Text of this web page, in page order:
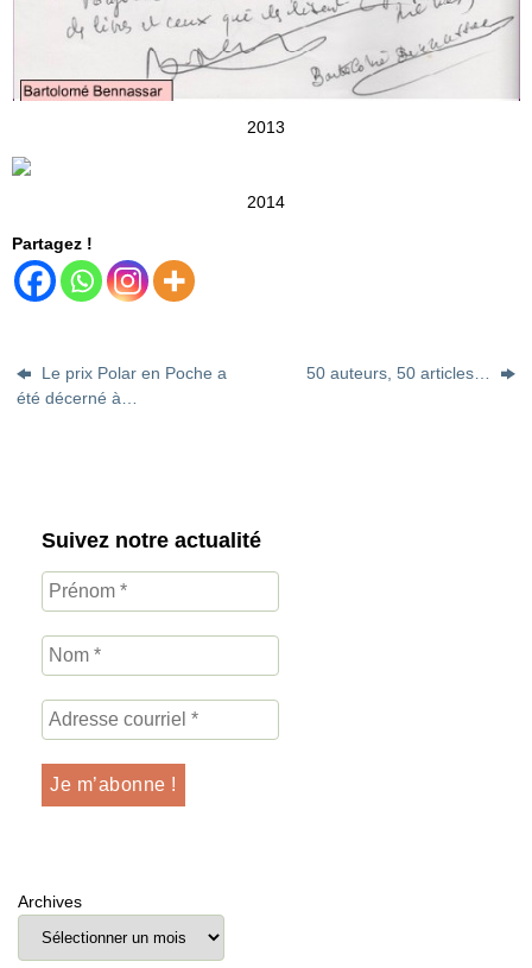
2013
2014
Partagez !
Le prix Polar en Poche a
été décerné à…
50 auteurs, 50 articles…
Suivez notre actualité
Archives